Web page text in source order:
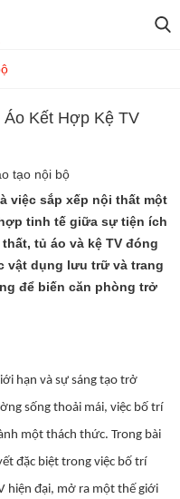
Kết Hợp Kệ TV
tạo nội bộ
việc sắp xếp nội thất một
tinh tế giữa sự tiện ích
tủ áo và kệ TV đóng
vật dụng lưu trữ và trang
để biến căn phòng trở
hạn và sự sáng tạo trở
sống thoải mái, việc bố trí
một thách thức. Trong bài
đặc biệt trong việc bố trí
hiện đại, mở ra một thế giới